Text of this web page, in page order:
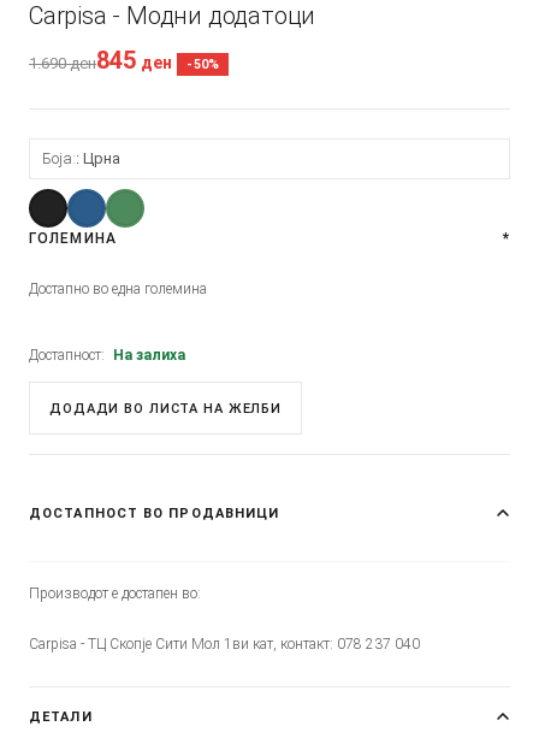
Carpisa - Модни додатоци
1.690ден845 ден -50%
Боја: Црна
ГОЛЕМИНА *
Достапно во една големина
Достапност: На залиха
ДОДАДИ ВО ЛИСТА НА ЖЕЛБИ
ДОСТАПНОСТ ВО ПРОДАВНИЦИ
Производот е достапен во:
Carpisa - ТЦ Скопје Сити Мол 1ви кат, контакт: 078 237 040
ДЕТАЛИ